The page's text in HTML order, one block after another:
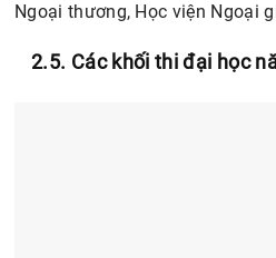
Ngoại thương, Học viện Ngoại
2.5. Các khối thi đại học